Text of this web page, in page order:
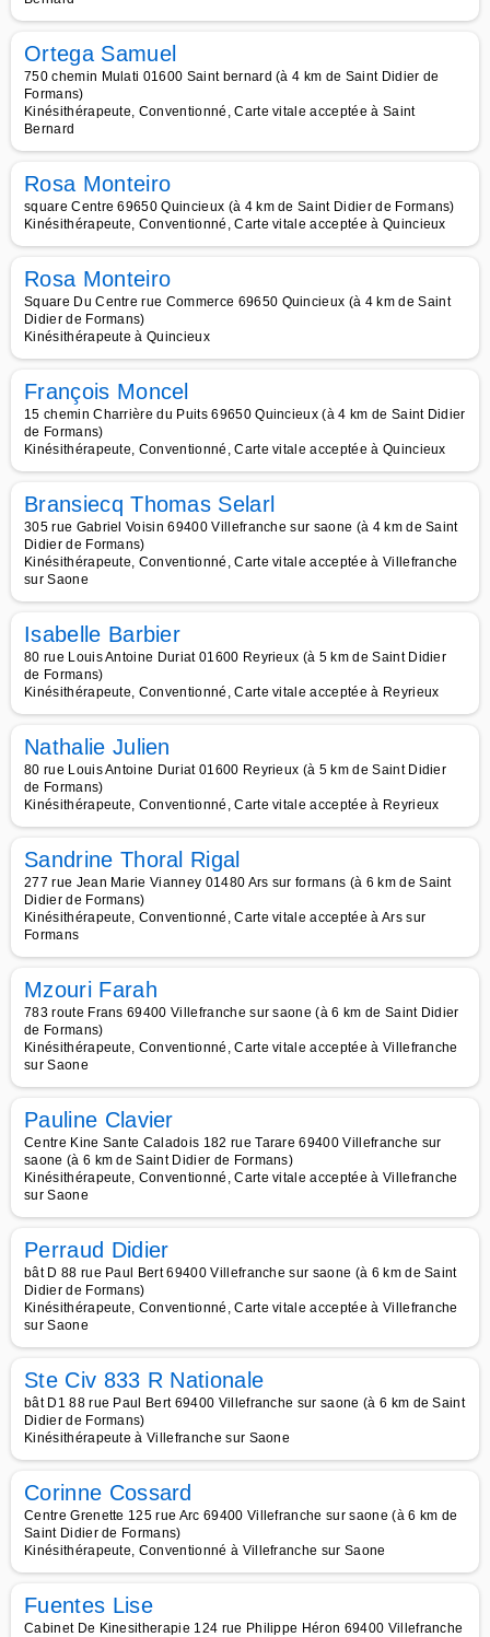
Ortega Samuel
750 chemin Mulati 01600 Saint bernard (à 4 km de Saint Didier de
Formans)
Kinésithérapeute, Conventionné, Carte vitale acceptée à Saint
Bernard
Rosa Monteiro
square Centre 69650 Quincieux (à 4 km de Saint Didier de Formans)
Kinésithérapeute, Conventionné, Carte vitale acceptée à Quincieux
Rosa Monteiro
Square Du Centre rue Commerce 69650 Quincieux (à 4 km de Saint
Didier de Formans)
Kinésithérapeute à Quincieux
François Moncel
15 chemin Charrière du Puits 69650 Quincieux (à 4 km de Saint Didier
de Formans)
Kinésithérapeute, Conventionné, Carte vitale acceptée à Quincieux
Bransiecq Thomas Selarl
305 rue Gabriel Voisin 69400 Villefranche sur saone (à 4 km de Saint
Didier de Formans)
Kinésithérapeute, Conventionné, Carte vitale acceptée à Villefranche
sur Saone
Isabelle Barbier
80 rue Louis Antoine Duriat 01600 Reyrieux (à 5 km de Saint Didier
de Formans)
Kinésithérapeute, Conventionné, Carte vitale acceptée à Reyrieux
Nathalie Julien
80 rue Louis Antoine Duriat 01600 Reyrieux (à 5 km de Saint Didier
de Formans)
Kinésithérapeute, Conventionné, Carte vitale acceptée à Reyrieux
Sandrine Thoral Rigal
277 rue Jean Marie Vianney 01480 Ars sur formans (à 6 km de Saint
Didier de Formans)
Kinésithérapeute, Conventionné, Carte vitale acceptée à Ars sur
Formans
Mzouri Farah
783 route Frans 69400 Villefranche sur saone (à 6 km de Saint Didier
de Formans)
Kinésithérapeute, Conventionné, Carte vitale acceptée à Villefranche
sur Saone
Pauline Clavier
Centre Kine Sante Caladois 182 rue Tarare 69400 Villefranche sur
saone (à 6 km de Saint Didier de Formans)
Kinésithérapeute, Conventionné, Carte vitale acceptée à Villefranche
sur Saone
Perraud Didier
bât D 88 rue Paul Bert 69400 Villefranche sur saone (à 6 km de Saint
Didier de Formans)
Kinésithérapeute, Conventionné, Carte vitale acceptée à Villefranche
sur Saone
Ste Civ 833 R Nationale
bât D1 88 rue Paul Bert 69400 Villefranche sur saone (à 6 km de Saint
Didier de Formans)
Kinésithérapeute à Villefranche sur Saone
Corinne Cossard
Centre Grenette 125 rue Arc 69400 Villefranche sur saone (à 6 km de
Saint Didier de Formans)
Kinésithérapeute, Conventionné à Villefranche sur Saone
Fuentes Lise
Cabinet De Kinesitherapie 124 rue Philippe Héron 69400 Villefranche